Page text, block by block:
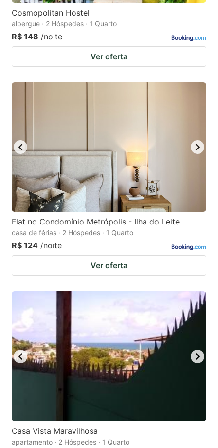
Cosmopolitan Hostel
albergue · 2 Hóspedes · 1 Quarto
R$ 148 /noite
Ver oferta
Flat no Condomínio Metrópolis - Ilha do Leite
casa de férias · 2 Hóspedes · 1 Quarto
R$ 124 /noite
Ver oferta
Casa Vista Maravilhosa
apartamento · 2 Hóspedes · 1 Quarto